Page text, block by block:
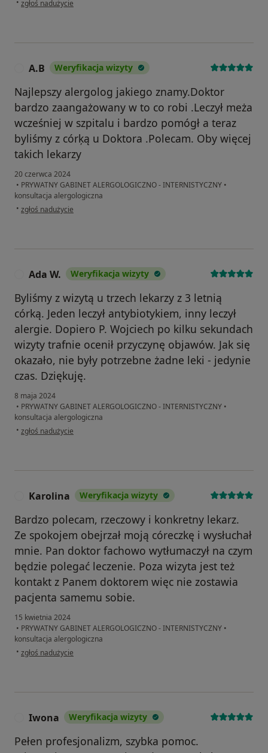
• zgłoś nadużycie
A.B Weryfikacja wizyty
Najlepszy alergolog jakiego znamy.Doktor
bardzo zaangażowany w to co robi .Leczył meża
wcześniej w szpitalu i bardzo pomógł a teraz
byliśmy z córķą u Doktora .Polecam. Oby więcej
takich lekarzy
20 czerwca 2024
• PRYWATNY GABINET ALERGOLOGICZNO - INTERNISTYCZNY •
konsultacja alergologiczna
• w opinii użytkownika A.B
zgłoś nadużycie
Ada W. Weryfikacja wizyty
Byliśmy z wizytą u trzech lekarzy z 3 letnią
córką. Jeden leczył antybiotykiem, inny leczył
alergie. Dopiero P. Wojciech po kilku sekundach
wizyty trafnie ocenił przyczynę objawów. Jak się
okazało, nie były potrzebne żadne leki - jedynie
czas. Dziękuję.
8 maja 2024
• PRYWATNY GABINET ALERGOLOGICZNO - INTERNISTYCZNY •
konsultacja alergologiczna
• w opinii użytkownika Ada W.
zgłoś nadużycie
Karolina Weryfikacja wizyty
Bardzo polecam, rzeczowy i konkretny lekarz.
Ze spokojem obejrzał moją córeczkę i wysłuchał
mnie. Pan doktor fachowo wytłumaczył na czym
będzie polegać leczenie. Poza wizyta jest też
kontakt z Panem doktorem więc nie zostawia
pacjenta samemu sobie.
15 kwietnia 2024
• PRYWATNY GABINET ALERGOLOGICZNO - INTERNISTYCZNY •
konsultacja alergologiczna
• w opinii użytkownika Karolina
zgłoś nadużycie
Iwona Weryfikacja wizyty
Pełen profesjonalizm, szybka pomoc.